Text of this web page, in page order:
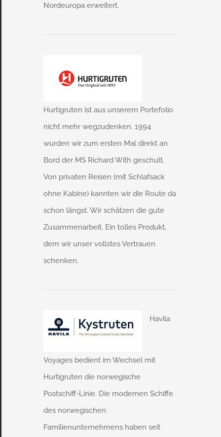
Nordeuropa erweitert.
Hurtigruten ist aus unserem Portefolio
nicht mehr wegzudenken. 1994
wurden wir zum ersten Mal direkt an
Bord der MS Richard With geschult.
Von privaten Reisen (mit Schlafsack
ohne Kabine) kannten wir die Route da
schon längst. Wir schätzen die gute
Zusammenarbeit. Ein tolles Produkt,
dem wir unser vollstes Vertrauen
schenken.
Havila
Voyages bedient im Wechsel mit
Hurtigruten die norwegische
Postschiff-Linie. Die modernen Schiffe
des norwegischen
Familienunternehmens haben seit